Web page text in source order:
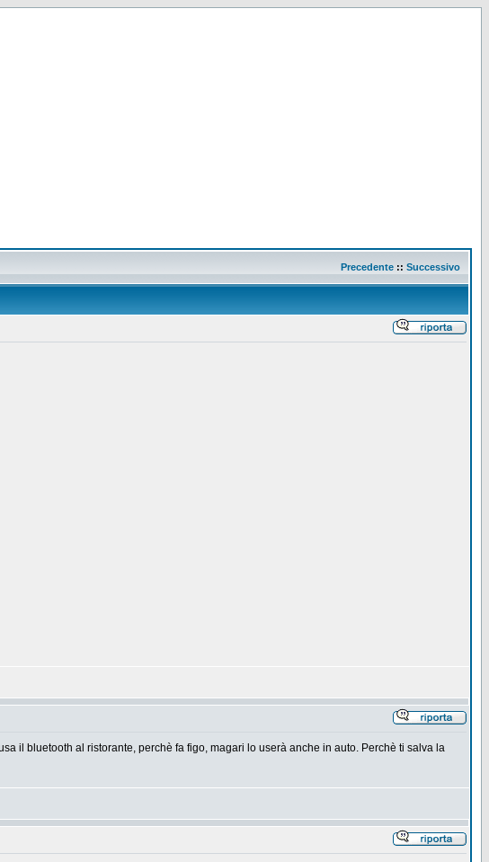
Precedente :: Successivo
il bluetooth al ristorante, perchè fa figo, magari lo userà anche in auto. Perchè ti salva la